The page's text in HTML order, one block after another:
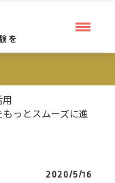
を
もっとスムーズに進
2020/5/16